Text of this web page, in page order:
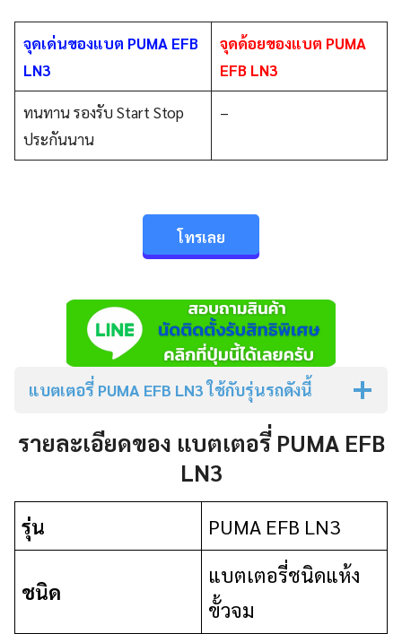
จุดเด่นของแบต PUMA EFB
LN3
จุดด้อยของแบต PUMA
EFB LN3
ทนทาน รองรับ Start Stop
ประกันนาน
–
โทรเลย
แบตเตอรี่ PUMA EFB LN3ใช้กับรุ่นรถดังนี้
รายละเอียดของ แบตเตอรี่ PUMA EFB
LN3
รุ่น PUMA EFB LN3
ชนิด
แบตเตอรี่ชนิดแห้ง
ขั้วจม